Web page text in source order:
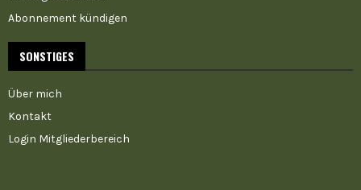
Abonnement kündigen
SONSTIGES
Über mich
Kontakt
Login Mitgliederbereich